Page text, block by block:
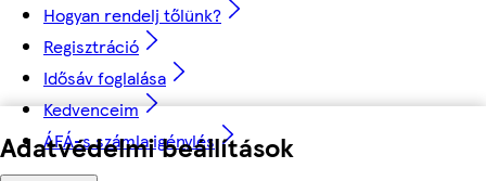
Adatvédelmi beállítások
Hogyan rendelj tőlünk?
Regisztráció
Idősáv foglalása
Kedvenceim
ÁFÁ-s számla igénylés